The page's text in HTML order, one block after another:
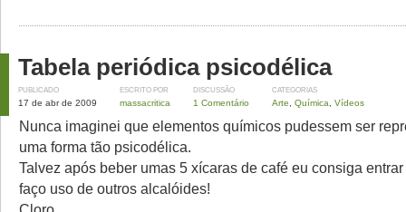
Tabela periódica psicodélica
PUBLICADO
17 de abr de 2009
ESCRITO POR
massacritica
DISCUSSÃO
1 Comentário
CATEGORIAS
Arte Química Vídeos
Nunca imaginei que elementos químicos pudessem ser
uma forma tão psicodélica.
Talvez após beber umas 5 xícaras de café eu consiga
faço uso de outros alcalóides!